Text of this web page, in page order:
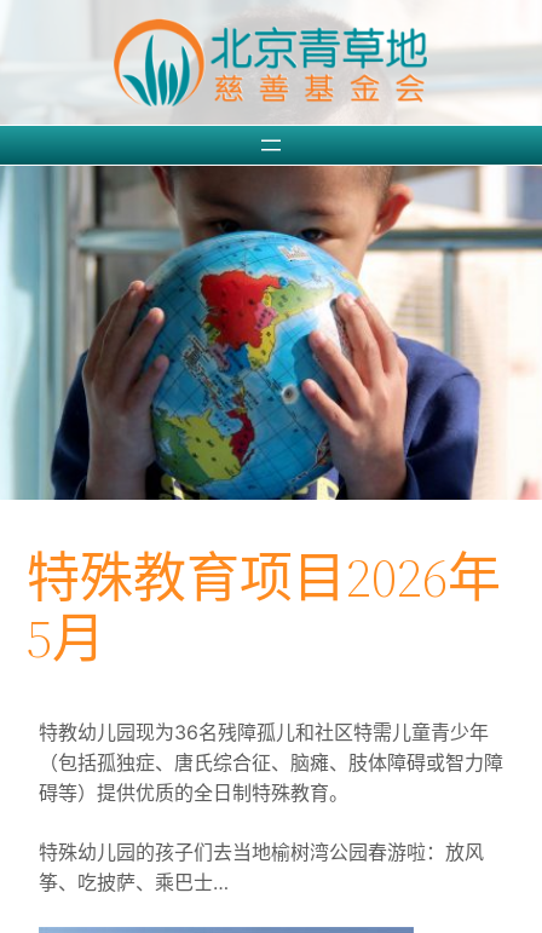
特殊教育项目2026年
5月
特教幼儿园现为36名残障孤儿和社区特需儿童青少年
（包括孤独症、唐氏综合征、脑瘫、肢体障碍或智力障
碍等）提供优质的全日制特殊教育。
特殊幼儿园的孩子们去当地榆树湾公园春游啦：放风
筝、吃披萨、乘巴士…